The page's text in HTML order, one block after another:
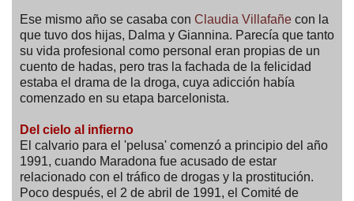
Ese mismo año se casaba con Claudia Villafañe con la
que tuvo dos hijas, Dalma y Giannina. Parecía que tanto
su vida profesional como personal eran propias de un
cuento de hadas, pero tras la fachada de la felicidad
estaba el drama de la droga, cuya adicción había
comenzado en su etapa barcelonista.
Del cielo al infierno
El calvario para el 'pelusa' comenzó a principio del año
1991, cuando Maradona fue acusado de estar
relacionado con el tráfico de drogas y la prostitución.
Poco después, el 2 de abril de 1991, el Comité de